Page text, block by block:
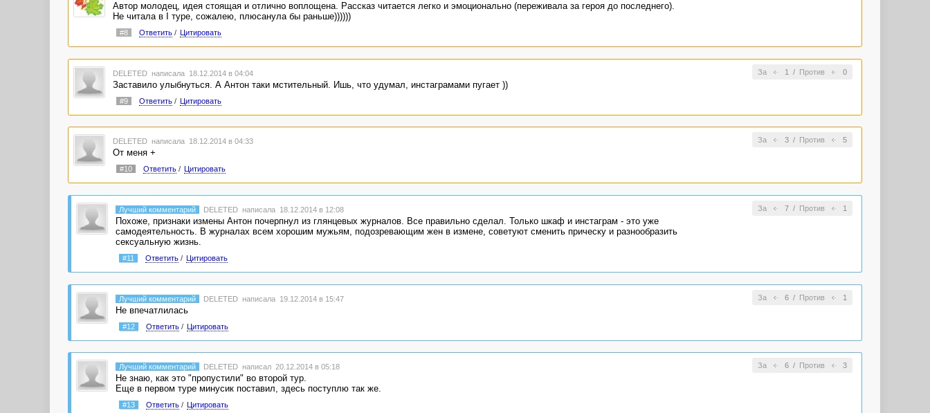
Автор молодец, идея стоящая и отлично воплощена. Рассказ читается легко и эмоционально (переживала за героя до последнего).
Не читала в І туре, сожалею, плюсанула бы раньше))))))
#8 Ответить/ Цитировать
За 1 / Против 0
DELETED написала 18.12.2014 в 04:04
Заставило улыбнуться. А Антон таки мстительный. Ишь, что удумал, инстаграмами пугает ))
#9 Ответить/ Цитировать
За 3/ Против 5
DELETED написала 18.12.2014 в 04:33
От меня +
#10 Ответить/ Цитировать
За 7/ Против 1
Лучший комментарий DELETED написала 18.12.2014 в 12:08
Похоже, признаки измены Антон почерпнул из глянцевых журналов. Все правильно сделал. Только шкаф и инстаграм - это уже
самодеятельность. В журналах всем хорошим мужьям, подозревающим жен в измене, советуют сменить прическу и разнообразить
сексуальную жизнь.
#11 Ответить/ Цитировать
За 6/ Против 1
Лучший комментарий DELETED написала 19.12.2014 в 15:47
Не впечатлилась
#12 Ответить/ Цитировать
За 6/ Против 3
Лучший комментарий DELETED написал 20.12.2014 в 05:18
Не знаю, как это "пропустили" во второй тур.
Еще в первом туре минусик поставил, здесь поступлю так же.
#13 Ответить/ Цитировать